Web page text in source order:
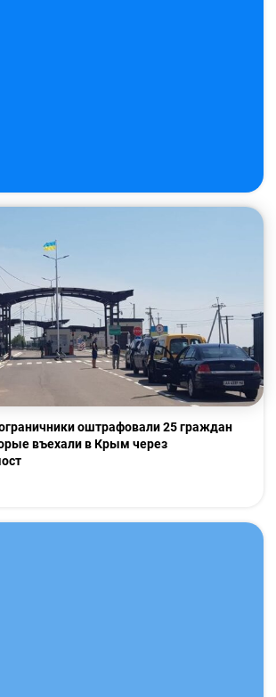
оштрафовали 25 граждан
въехали в Крым через